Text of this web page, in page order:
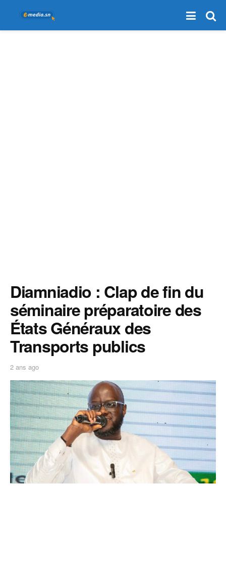
Diamniadio : Clap de fin du
séminaire préparatoire des
États Généraux des
Transports publics
2 ans ago